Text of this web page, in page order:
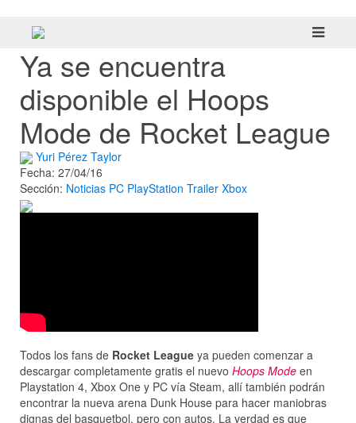
Ya se encuentra
disponible el Hoops
Mode de Rocket League
Yuri Pérez Taylor
Fecha: 27/04/16
Sección: Noticias PC PlayStation Trailer Xbox
Todos los fans de Rocket League ya pueden comenzar a
descargar completamente gratis el nuevo Hoops Mode en
Playstation 4, Xbox One y PC vía Steam, allí también podrán
encontrar la nueva arena Dunk House para hacer maniobras
dignas del basquetbol, pero con autos. La verdad es que